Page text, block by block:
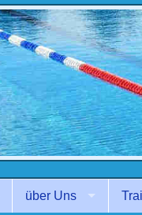
über Uns